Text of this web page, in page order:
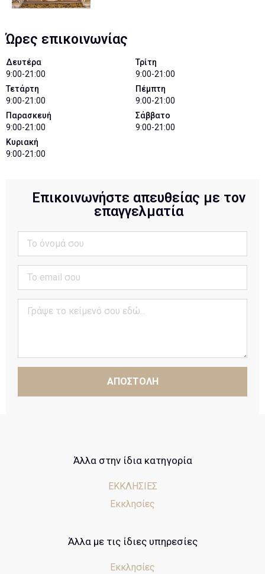
Ώρες επικοινωνίας
Δευτέρα
9:00-21:00
Τρίτη
9:00-21:00
Τετάρτη
9:00-21:00
Πέμπτη
9:00-21:00
Παρασκευή
9:00-21:00
Σάββατο
9:00-21:00
Κυριακή
9:00-21:00
Επικοινωνήστε απευθείας με τον
επαγγελματία
ΑΠΟΣΤΟΛΗ
Άλλα στην ίδια κατηγορία
ΕΚΚΛΗΣΙΕΣ
Εκκλησίες
Άλλα με τις ίδιες υπηρεσίες
Εκκλησίες